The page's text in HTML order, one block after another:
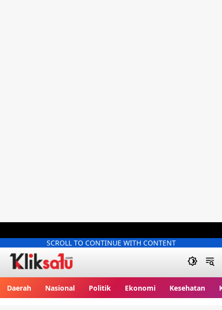
SCROLL TO CONTINUE WITH CONTENT
Daerah Nasional Politik Ekonomi Kesehatan